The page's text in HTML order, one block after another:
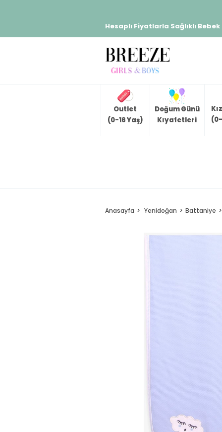
Hesaplı Fiyatlarla Sağlıklı
Outlet
(0-16 Yaş)
Doğum Günü
Kıyafetleri
Anasayfa Yenidoğan Battaniye